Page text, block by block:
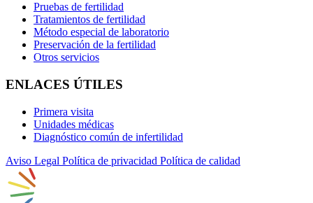
Pruebas de fertilidad
Tratamientos de fertilidad
Método especial de laboratorio
Preservación de la fertilidad
Otros servicios
ENLACES ÚTILES
Primera visita
Unidades médicas
Diagnóstico común de infertilidad
Aviso Legal Política de privacidad Política de calidad